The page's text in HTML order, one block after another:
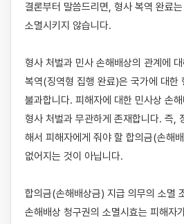
결론부터 말씀드리면, 형사 복역 완료
소멸시키지 않습니다.
형사 처벌과 민사 손해배상의 관계에
복역(징역형 집행 완료)은 국가에 대한
불과합니다. 피해자에 대한 민사상 손
형사 처벌과 무관하게 존재합니다. 즉,
해서 피해자에게 줘야 할 합의금(손해
없어지는 것이 아닙니다.
합의금(손해배상금) 지급 의무의 소멸
손해배상 청구권의 소멸시효는 피해자